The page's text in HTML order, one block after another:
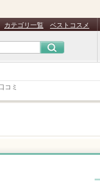
コミ
カテゴリ一覧 ベストコスメ